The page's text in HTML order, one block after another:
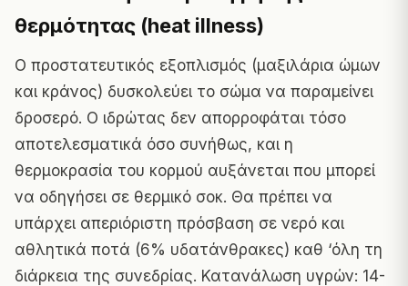
θερμότητας (heat illness)
Ο προστατευτικός εξοπλισμός (μαξιλάρια ώμων
και κράνος) δυσκολεύει το σώμα να παραμείνει
δροσερό. Ο ιδρώτας δεν απορροφάται τόσο
αποτελεσματικά όσο συνήθως, και η
θερμοκρασία του κορμού αυξάνεται που μπορεί
να οδηγήσει σε θερμικό σοκ. Θα πρέπει να
υπάρχει απεριόριστη πρόσβαση σε νερό και
αθλητικά ποτά (6% υδατάνθρακες) καθ ‘όλη τη
διάρκεια της συνεδρίας. Κατανάλωση υγρών: 14-